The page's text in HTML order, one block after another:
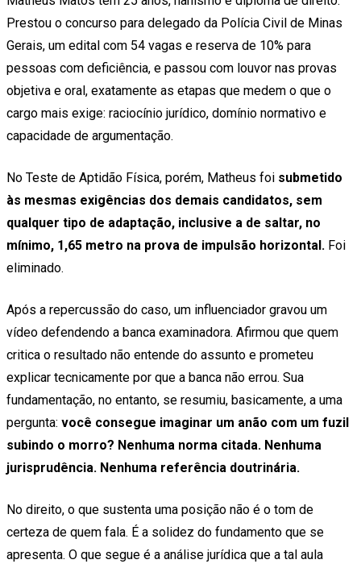
Prestou o concurso para delegado da Polícia Civil de Minas
Gerais, um edital com 54 vagas e reserva de 10% para
pessoas com deficiência, e passou com louvor nas provas
objetiva e oral, exatamente as etapas que medem o que o
cargo mais exige: raciocínio jurídico, domínio normativo e
capacidade de argumentação.
No Teste de Aptidão Física, porém, Matheus foi submetido
às mesmas exigências dos demais candidatos, sem
qualquer tipo de adaptação, inclusive a de saltar, no
mínimo, 1,65 metro na prova de impulsão horizontal. Foi
eliminado.
Após a repercussão do caso, um influenciador gravou um
vídeo defendendo a banca examinadora. Afirmou que quem
critica o resultado não entende do assunto e prometeu
explicar tecnicamente por que a banca não errou. Sua
fundamentação, no entanto, se resumiu, basicamente, a uma
pergunta: você consegue imaginar um anão com um fuzil
subindo o morro? Nenhuma norma citada. Nenhuma
jurisprudência. Nenhuma referência doutrinária.
No direito, o que sustenta uma posição não é o tom de
certeza de quem fala. É a solidez do fundamento que se
apresenta. O que segue é a análise jurídica que a tal aula